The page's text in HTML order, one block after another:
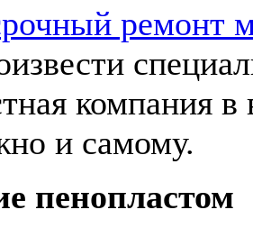
ремонт
компания
и самому.
пенопластом